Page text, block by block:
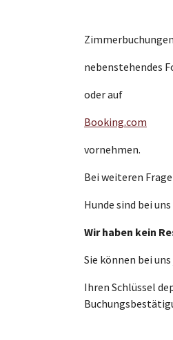
nebenstehendes
oder auf
Booking.com
vornehmen.
Bei weiteren
Hunde sind bei
Wir haben kein
Sie können bei
Ihren Schlüssel